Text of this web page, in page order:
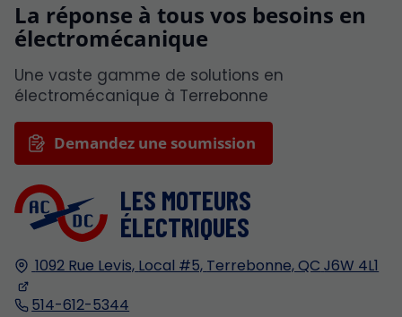
LES MOTEURS
ÉLECTRIQUES
1092 Rue Levis, Local #5, Terrebonne, QC J6W 4L1
514-612-5344
La réponse à tous vos besoins en
électromécanique
Une vaste gamme de solutions en
électromécanique à Terrebonne
Demandez une soumission